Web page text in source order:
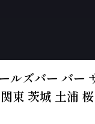
ズバー バー
東 茨城 土浦